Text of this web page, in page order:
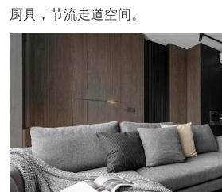
厨具，节流走道空间。